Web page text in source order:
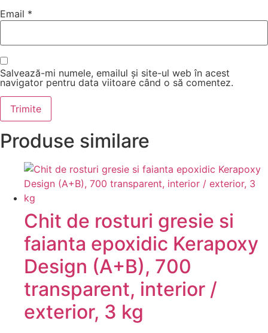
Email *
Salvează-mi numele, emailul și site-ul web în acest
navigator pentru data viitoare când o să comentez.
Produse similare
Chit de rosturi gresie si
faianta epoxidic Kerapoxy
Design (A+B), 700
transparent, interior /
exterior, 3 kg